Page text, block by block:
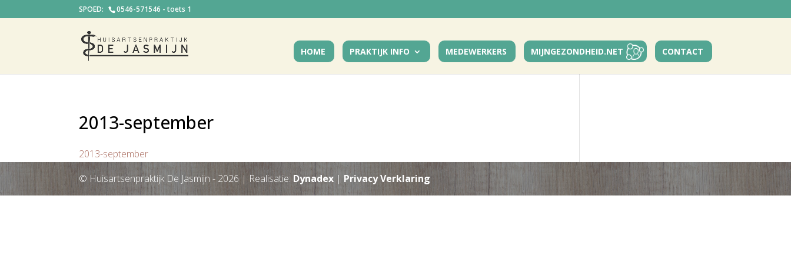
0546-571546 - toets 1
HOME PRAKTIJK INFO MEDEWERKERS MIJNGEZONDHEID.NET CONTACT
2013-september
2013-september
© Huisartsenpraktijk De Jasmijn - 2026| Realisatie: Dynadex | Privacy Verklaring